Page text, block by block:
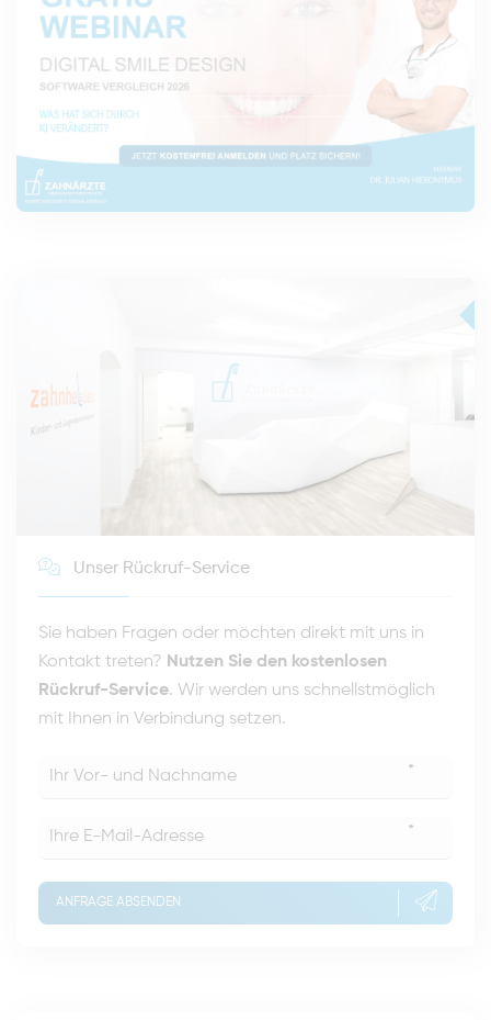
Unser Rückruf-Service
Sie haben Fragen oder möchten direkt mit uns in
Kontakt treten? Nutzen Sie den kostenlosen
Rückruf-Service. Wir werden uns schnellstmöglich
mit Ihnen in Verbindung setzen.
*
*
ANFRAGE ABSENDEN